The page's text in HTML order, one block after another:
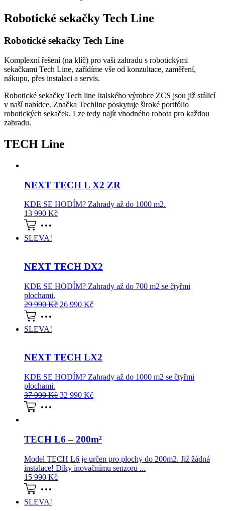
Robotické sekačky Tech Line
Robotické sekačky Tech Line
Komplexní řešení (na klíč) pro vaši zahradu s robotickými
sekačkami Tech Line, zařídíme vše od konzultace, zaměření,
nákupu, přes instalaci a servis.
Robotické sekačky Tech line Italského výrobce ZCS jsou již stálicí
v naší nabídce. Značka Techline poskytuje široké portfólio
robotických sekaček. Lze tedy najít vhodného robota pro každou
zahradu.
TECH Line
NEXT TECH L X2 ZR
KDE SE HODÍM? Zahrady až do 1000 m2.
13 990 Kč
SLEVA!
NEXT TECH DX2
KDE SE HODÍM? Zahrady až do 700 m2 se čtyřmi
plochami.
29 990Kč 26 990 Kč
SLEVA!
NEXT TECH LX2
KDE SE HODÍM? Zahrady až do 1000 m2 se čtyřmi
plochami.
37 990Kč 32 990 Kč
TECH L6 – 200m²
Model TECH L6 je určen pro plochy do 200m2. Již žádná
instalace! Díky inovačnímu senzoru ...
15 990 Kč
SLEVA!